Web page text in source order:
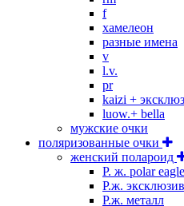
f
хамелеон
разные имена
v
l.v.
pr
kaizi +
luow.+ bella
мужские очки
поляризованные очки
женский полароид
P. ж. polar eagle
P.ж. эксклюзив
Р.ж. металл